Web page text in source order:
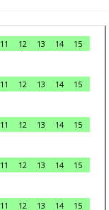
11 12 13 14
15
11 12 13 14
15
11 12 13 14
15
11 12 13 14
15
11 12 13 14
15